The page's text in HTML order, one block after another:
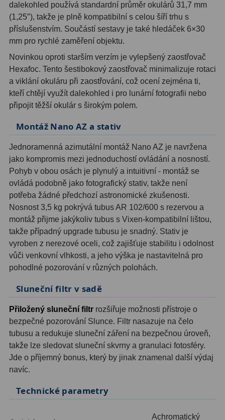
Montáže93
Azimutální AZ 5
Paralaktické EQ
Fotografické montáže5
Stativy a pilíře3
Motory a pohony13
Upínací prvky13
Závaží
Ostatní22
Seřízení 22
Laserové kolimátory6
Optické kolimátory11
Umělé hvězdy5
Zrcátka a hranoly61
Diagonální zrcátka36
Diagonální hranoly7
Amici hranoly 90°7
dalekohled používá standardní průměr okulárů 31,7 mm
(1,25″), takže je plně kompatibilní s celou šíří trhu s
příslušenstvím. Součástí sestavy je také hledáček 6×30
mm pro rychlé zaměření objektu.
Novinkou oproti starším verzím je vylepšený zaostřovač
Hexafoc. Tento šestibokový zaostřovač minimalizuje rotaci
a viklání okuláru při zaostřování, což ocení zejména ti,
kteří chtějí využít dalekohled i pro lunární fotografii nebo
připojit těžší okulár s širokým polem.
Montáž Nano AZ a stativ
Jednoramenná azimutální montáž Nano AZ je navržena
jako kompromis mezi jednoduchostí ovládání a nosností.
Pohyb v obou osách je plynulý a intuitivní - montáž se
ovládá podobně jako fotografický stativ, takže není
potřeba žádné předchozí astronomické zkušenosti.
Nosnost 3,5 kg pokrývá tubus AR 102/600 s rezervou a
montáž přijme jakýkoliv tubus s Vixen-kompatibilní lištou,
takže případný upgrade tubusu je snadný. Stativ je
vyroben z nerezové oceli, což zajišťuje stabilitu i odolnost
vůči venkovní vlhkosti, a jeho výška je nastavitelná pro
pohodlné pozorování v různých polohách.
Sluneční filtr v sadě
Přiložený sluneční filtr rozšiřuje možnosti přístroje o
bezpečné pozorování Slunce. Filtr nasazuje na čelo
tubusu a redukuje sluneční záření na bezpečnou úroveň,
takže lze sledovat sluneční skvrny a granulaci fotosféry.
Jde o příjemný bonus, který by jinak znamenal další výdaj
navíc.
Technické parametry
Achromatický